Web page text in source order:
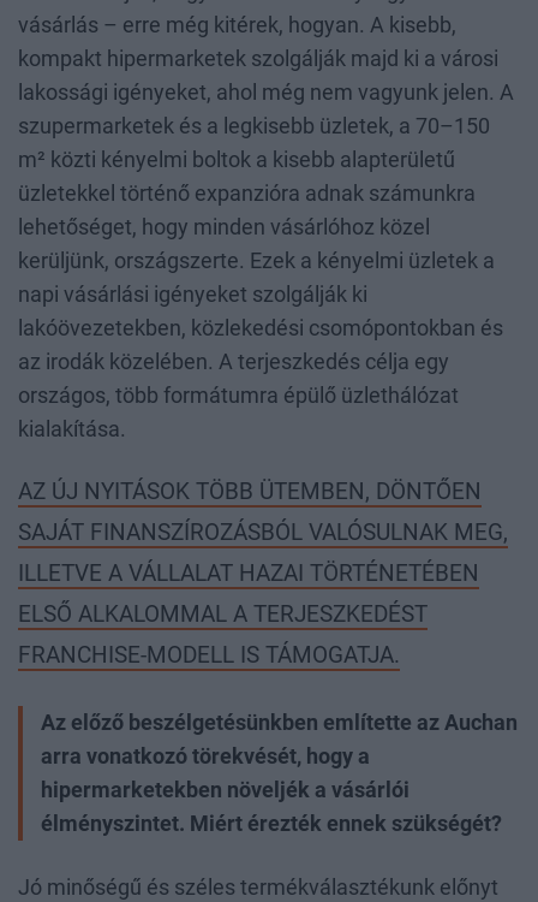
vásárlás – erre még kitérek, hogyan. A kisebb,
kompakt hipermarketek szolgálják majd ki a városi
lakossági igényeket, ahol még nem vagyunk jelen. A
szupermarketek és a legkisebb üzletek, a 70–150
m² közti kényelmi boltok a kisebb alapterületű
üzletekkel történő expanzióra adnak számunkra
lehetőséget, hogy minden vásárlóhoz közel
kerüljünk, országszerte. Ezek a kényelmi üzletek a
napi vásárlási igényeket szolgálják ki
lakóövezetekben, közlekedési csomópontokban és
az irodák közelében. A terjeszkedés célja egy
országos, több formátumra épülő üzlethálózat
kialakítása.
AZ ÚJ NYITÁSOK TÖBB ÜTEMBEN, DÖNTŐEN
SAJÁT FINANSZÍROZÁSBÓL VALÓSULNAK MEG,
ILLETVE A VÁLLALAT HAZAI TÖRTÉNETÉBEN
ELSŐ ALKALOMMAL A TERJESZKEDÉST
FRANCHISE-MODELL IS TÁMOGATJA.
Az előző beszélgetésünkben említette az Auchan
arra vonatkozó törekvését, hogy a
hipermarketekben növeljék a vásárlói
élményszintet. Miért érezték ennek szükségét?
Jó minőségű és széles termékválasztékunk előnyt